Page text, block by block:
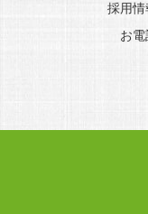
採用
お電